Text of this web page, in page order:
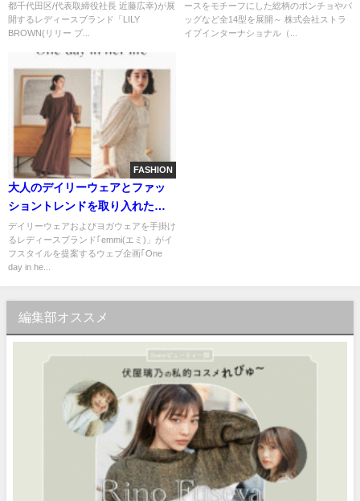
MARY QUANTとの最新ビーチコ
レクション！＜6月13日(金)全国
都千代田区/代表取締役社長 近藤広幸)が展
開するレディースブランド「LILY
BROWN(リリー ブ...
梅雨シーズンもお出かけが楽し
くなるレイングッズが登場！
ースをモチーフにした総柄のポンチョやバ
ッグなど全14型を展開～ 株式会社ストラ
イプインターナショナル（...
FASHION
大人のデイリーウェアとファッ
ショントレンドを取り入れたレ
ディースブランド｢emmi(エミ)」
が新作を公開
デイリーウェアおよびヨガウェアを手掛け
るレディースブランド｢emmi(エミ)」がイ
フスタイルを提案するウェブ企画｢One
day in he...
編集部オススメ